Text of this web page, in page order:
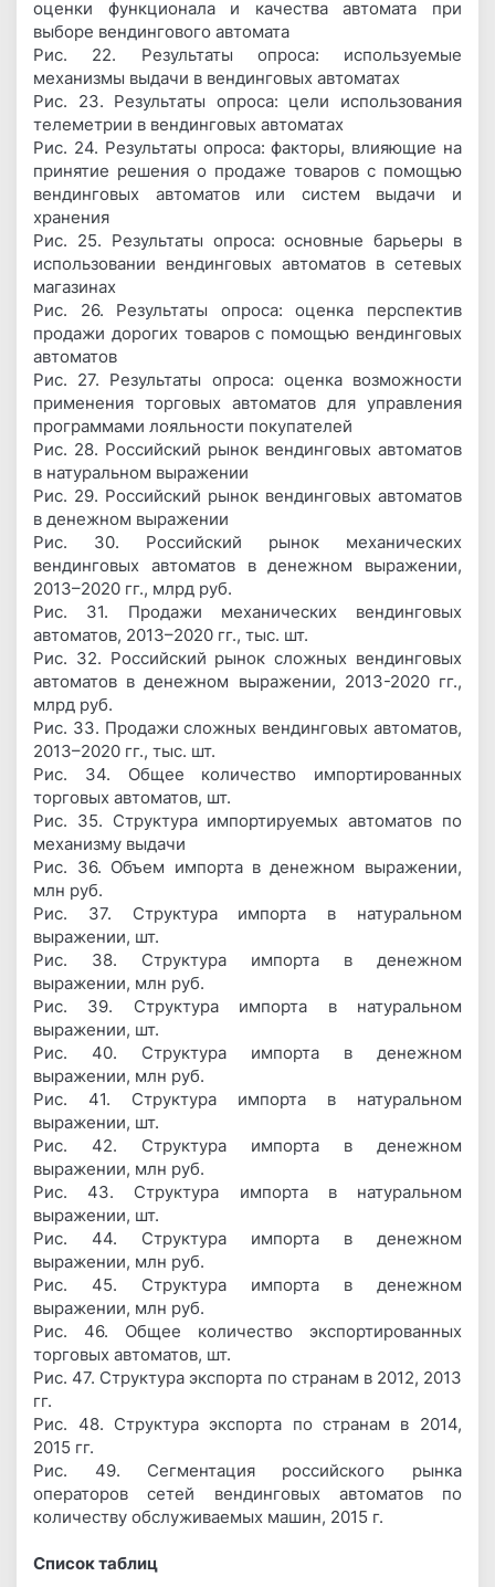
оценки функционала и качества автомата при
выборе вендингового автомата
Рис. 22. Результаты опроса: используемые
механизмы выдачи в вендинговых автоматах
Рис. 23. Результаты опроса: цели использования
телеметрии в вендинговых автоматах
Рис. 24. Результаты опроса: факторы, влияющие на
принятие решения о продаже товаров с помощью
вендинговых автоматов или систем выдачи и
хранения
Рис. 25. Результаты опроса: основные барьеры в
использовании вендинговых автоматов в сетевых
магазинах
Рис. 26. Результаты опроса: оценка перспектив
продажи дорогих товаров с помощью вендинговых
автоматов
Рис. 27. Результаты опроса: оценка возможности
применения торговых автоматов для управления
программами лояльности покупателей
Рис. 28. Российский рынок вендинговых автоматов
в натуральном выражении
Рис. 29. Российский рынок вендинговых автоматов
в денежном выражении
Рис. 30. Российский рынок механических
вендинговых автоматов в денежном выражении,
2013–2020 гг., млрд руб.
Рис. 31. Продажи механических вендинговых
автоматов, 2013–2020 гг., тыс. шт.
Рис. 32. Российский рынок сложных вендинговых
автоматов в денежном выражении, 2013-2020 гг.,
млрд руб.
Рис. 33. Продажи сложных вендинговых автоматов,
2013–2020 гг., тыс. шт.
Рис. 34. Общее количество импортированных
торговых автоматов, шт.
Рис. 35. Структура импортируемых автоматов по
механизму выдачи
Рис. 36. Объем импорта в денежном выражении,
млн руб.
Рис. 37. Структура импорта в натуральном
выражении, шт.
Рис. 38. Структура импорта в денежном
выражении, млн руб.
Рис. 39. Структура импорта в натуральном
выражении, шт.
Рис. 40. Структура импорта в денежном
выражении, млн руб.
Рис. 41. Структура импорта в натуральном
выражении, шт.
Рис. 42. Структура импорта в денежном
выражении, млн руб.
Рис. 43. Структура импорта в натуральном
выражении, шт.
Рис. 44. Структура импорта в денежном
выражении, млн руб.
Рис. 45. Структура импорта в денежном
выражении, млн руб.
Рис. 46. Общее количество экспортированных
торговых автоматов, шт.
Рис. 47. Структура экспорта по странам в 2012, 2013
гг.
Рис. 48. Структура экспорта по странам в 2014,
2015 гг.
Рис. 49. Сегментация российского рынка
операторов сетей вендинговых автоматов по
количеству обслуживаемых машин, 2015 г.
Список таблиц